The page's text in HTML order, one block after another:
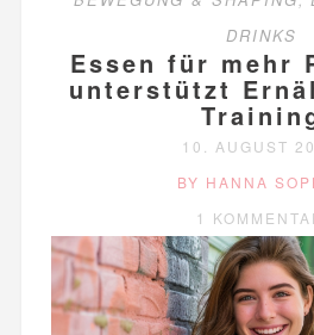
DRINKS
Essen für mehr
unterstützt
10. AUGUST
BY HANNA
1